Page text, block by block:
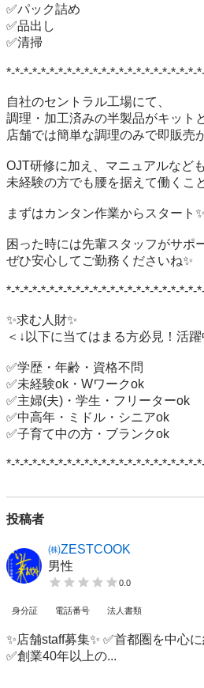
✅パック詰め
✅品出し
✅清掃
*-*-*-*-*-*-*-*-*-*-*-*-*-*-*-*-*-*-*-*-*-*-
自社のセントラル工場にて、
調理・加工済みの半製品がキット
店舗では簡単な調理のみで即販売
OJT研修に加え、マニュアルなど
未経験の方でも腰を据えて働くこ
まずはカンタン作業からスタート✨
困った時には先輩スタッフがサポ
ぜひ安心してご勤務くださいね✨
*-*-*-*-*-*-*-*-*-*-*-*-*-*-*-*-*-*-*-*-*-*-
✨求む人財✨
＜↓以下に当てはまる方必見！活躍
✅学歴・年齢・資格不問
✅未経験ok・Wワークok
✅主婦(夫)・学生・フリーターok
✅中高年・ミドル・シニアok
✅子育て中の方・ブランクok
*-*-*-*-*-*-*-*-*-*-*-*-*-*-*-*-*-*-*-*-*-*-
投稿者
㈱ZESTCOOK
男性
0.0
身分証 電話番号 法人書類
✨店舗staff募集✨ ✅首都圏を中心
✅創業40年以上の...